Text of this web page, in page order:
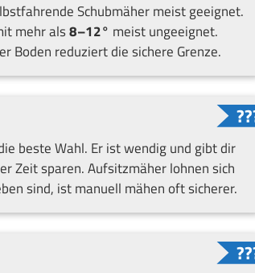
Schubmäher meist geeignet.
mehr als8–12° meist ungeeignet.
Boden reduziert die sichere Grenze.
beste Wahl. Er ist wendig und gibt dir
Zeit sparen. Aufsitzmäher lohnen sich
sind, ist manuell mähen oft sicherer.